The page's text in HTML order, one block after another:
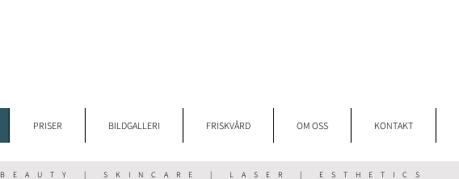
PRISER BILDGALLERI FRISKVÅRD OM OSS KONTAKT
BEAUTY | SKINCARE | LASER | ESTHETICS